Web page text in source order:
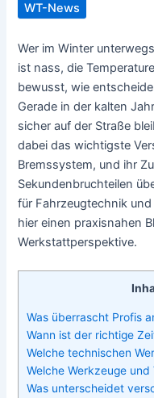
WT-News
Wer im Winter
ist nass, die
bewusst, wie
Gerade in der kalten
sicher auf der Straße
dabei das wichtigste
Bremssystem, und ihr
Sekundenbruchteilen
für Fahrzeugtechnik
hier einen praxisnahen
Werkstattperspektive.
Was überrascht Profis
Wann ist der richtige
Welche technischen
Welche Werkzeuge
Was unterscheidet